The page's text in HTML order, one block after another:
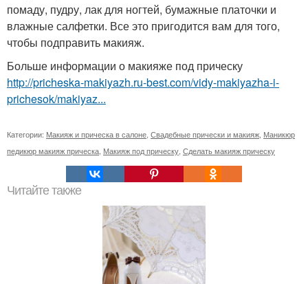
помаду, пудру, лак для ногтей, бумажные платочки и
влажные салфетки. Все это пригодится вам для того,
чтобы подправить макияж.
Больше информации о макияже под прическу
http://pricheska-makiyazh.ru-best.com/vidy-makiyazha-i-
prichesok/makiyaz...
Категории: Макияж и прическа в салоне Свадебные прически и макияж Маникюр
педикюр макияж прическа Макияж под прическу Сделать макияж прическу
Читайте также